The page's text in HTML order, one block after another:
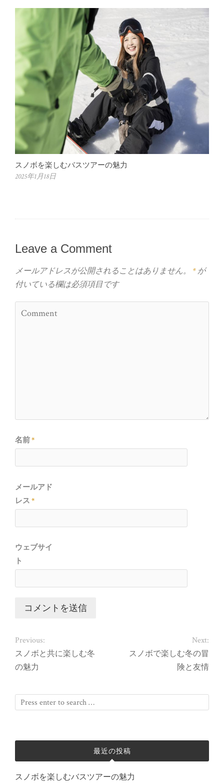
スノボを楽しむバスツアーの魅力
2025年1月18日
Leave a Comment
メールアドレスが公開されることはありません。 *が
付いている欄は必須項目です
名前*
メールアド
レス *
ウェブサイ
ト
Previous:
スノボと共に楽しむ冬
の魅力
Next:
スノボで楽しむ冬の冒
険と友情
最近の投稿
スノボを楽しむバスツアーの魅力